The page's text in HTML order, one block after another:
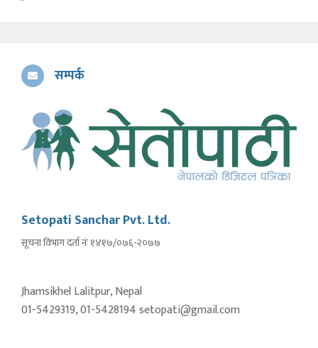
सम्पर्क
Setopati Sanchar Pvt. Ltd.
सूचना विभाग दर्ता नंः १४१७/०७६-२०७७
Jhamsikhel Lalitpur, Nepal
01-5429319, 01-5428194 setopati@gmail.com